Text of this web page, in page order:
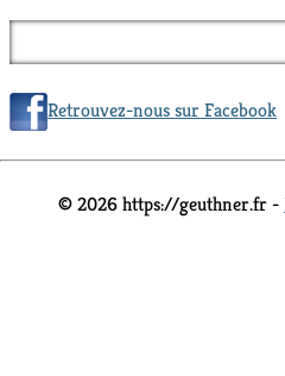
Retrouvez-nous sur Facebook
© 2026 https://geuthner.fr -